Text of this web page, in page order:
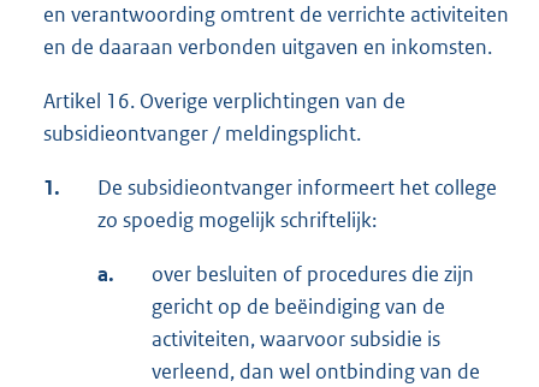
en verantwoording omtrent de verrichte activiteiten
en de daaraan verbonden uitgaven en inkomsten.
Artikel 16. Overige verplichtingen van de
subsidieontvanger / meldingsplicht.
1.
De subsidieontvanger informeert het college
zo spoedig mogelijk schriftelijk:
a.
over besluiten of procedures die zijn
gericht op de beëindiging van de
activiteiten, waarvoor subsidie is
verleend, dan wel ontbinding van de